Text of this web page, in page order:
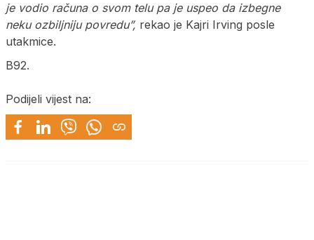
je vodio računa o svom telu pa je uspeo da izbegne
neku ozbiljniju povredu”, rekao je Kajri Irving posle
utakmice.
B92.
Podijeli vijest na: